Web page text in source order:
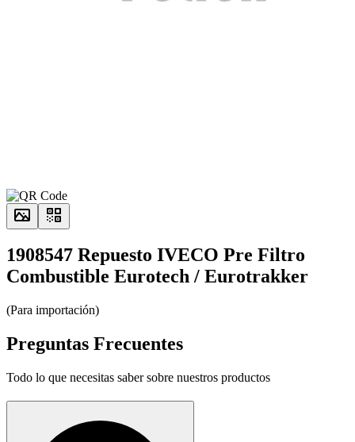
1908547 Repuesto IVECO Pre Filtro
Combustible Eurotech / Eurotrakker
(Para importación)
Preguntas Frecuentes
Todo lo que necesitas saber sobre nuestros productos